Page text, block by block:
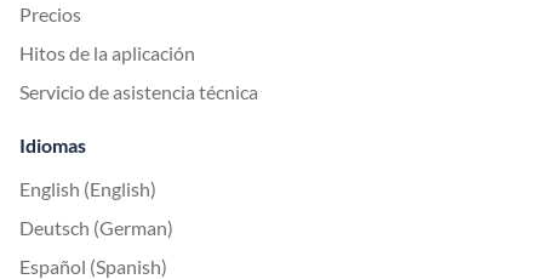
Precios
Hitos de la aplicación
Servicio de asistencia técnica
Idiomas
English (English)
Deutsch (German)
Español (Spanish)